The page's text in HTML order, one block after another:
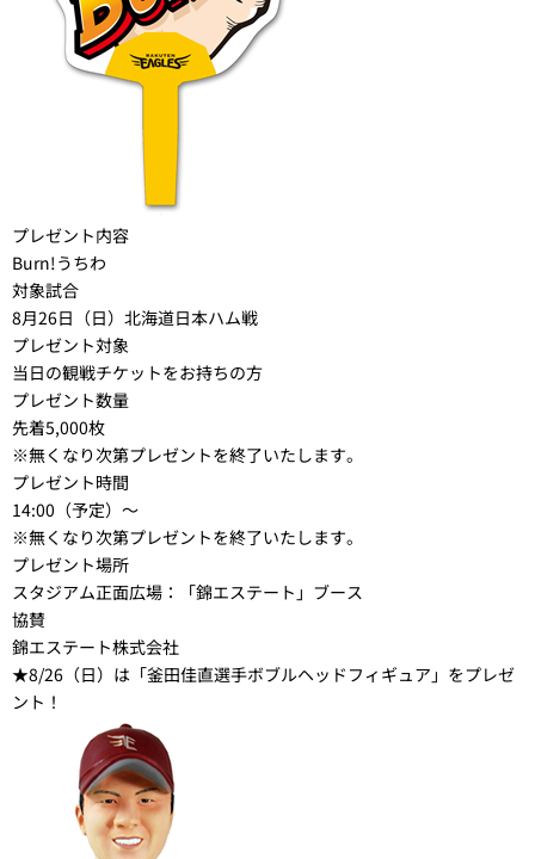
プレゼント内容
Burn!うちわ
対象試合
8月26日（日）北海道日本ハム戦
プレゼント対象
当日の観戦チケットをお持ちの方
プレゼント数量
先着5,000枚
※無くなり次第プレゼントを終了いたします。
プレゼント時間
14:00（予定）～
※無くなり次第プレゼントを終了いたします。
プレゼント場所
スタジアム正面広場：「錦エステート」ブース
協賛
錦エステート株式会社
★8/26（日）は「釜田佳直選手ボブルヘッドフィギュア」をプレゼ
ント！